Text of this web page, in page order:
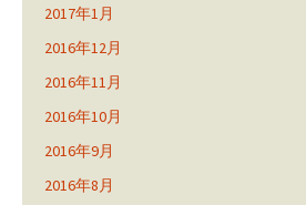
2017年1月
2016年12月
2016年11月
2016年10月
2016年9月
2016年8月